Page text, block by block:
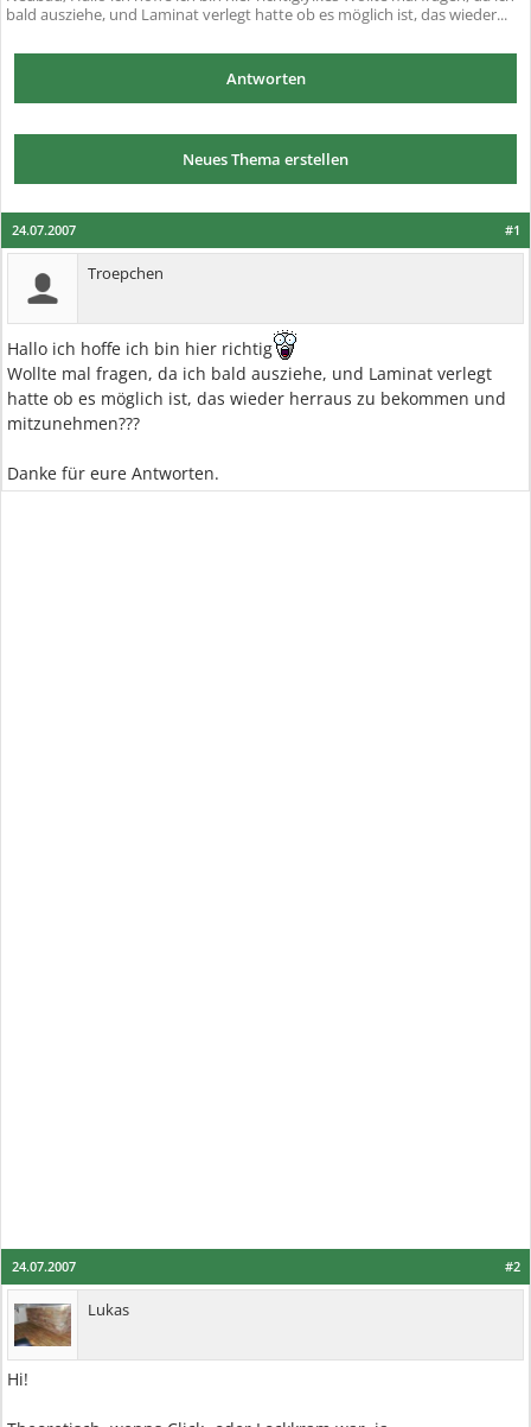
bald ausziehe, und Laminat verlegt hatte ob es möglich ist, das wieder...
Antworten
Neues Thema erstellen
#1
24.07.2007
Troepchen
Hallo ich hoffe ich bin hier richtig
Wollte mal fragen, da ich bald ausziehe, und Laminat verlegt
hatte ob es möglich ist, das wieder herraus zu bekommen und
mitzunehmen???
Danke für eure Antworten.
#2
24.07.2007
Lukas
Hi!